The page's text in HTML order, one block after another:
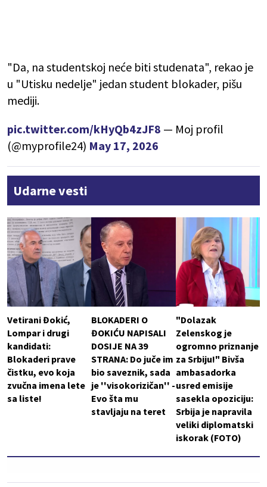
"Da, na studentskoj neće biti studenata", rekao je
u "Utisku nedelje" jedan student blokader, pišu
mediji.
pic.twitter.com/kHyQb4zJF8 — Moj profil
(@myprofile24) May 17, 2026
Udarne vesti
Vetirani Đokić,
Lompar i drugi
kandidati:
Blokaderi prave
čistku, evo koja
zvučna imena lete
sa liste!
BLOKADERI O
ĐOKIĆU NAPISALI
DOSIJE NA 39
STRANA: Do juče im
bio saveznik, sada
je ''visokorizičan'' -
Evo šta mu
stavljaju na teret
"Dolazak
Zelenskog je
ogromno priznanje
za Srbiju!" Bivša
ambasadorka
usred emisije
sasekla opoziciju:
Srbija je napravila
veliki diplomatski
iskorak (FOTO)